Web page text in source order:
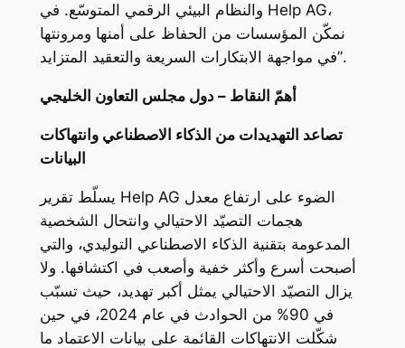
والنظام البيئي الرقمي المتوسّع. في Help AG،
نمكّن المؤسسات من الحفاظ على أمنها ومرونتها
في مواجهة الابتكارات السريعة والتعقيد المتزايد”.
أهمّ النقاط – دول مجلس التعاون الخليجي
تصاعد التهديدات من الذكاء الاصطناعي وانتهاكات
البيانات
يسلّط تقرير Help AG الضوء على ارتفاع معدل
هجمات التصيّد الاحتيالي وانتحال الشخصية
المدعومة بتقنية الذكاء الاصطناعي التوليدي، والتي
أصبحت أسرع وأكثر خفية وأصعب في اكتشافها. ولا
يزال التصيّد الاحتيالي يمثل أكبر تهديد، حيث تسبّب
في 90% من الحوادث في عام 2024، في حين
شكّلت الانتهاكات القائمة على بيانات الاعتماد ما